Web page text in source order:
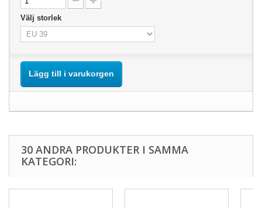
Välj storlek
Lägg till i varukorgen
30 ANDRA PRODUKTER I SAMMA
KATEGORI: